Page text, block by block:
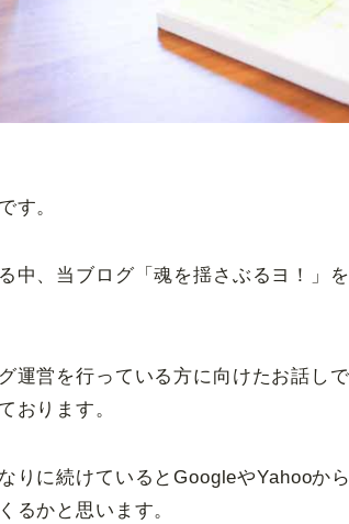
す。
中、当ブログ「魂を揺さぶるヨ！」
運営を行っている方に向けたお話し
おります。
りに続けているとGoogleやYahooか
るかと思います。